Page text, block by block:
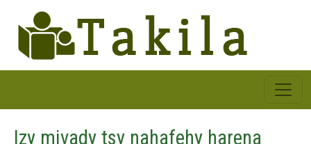
Izy mivady tsy nahafehy harena